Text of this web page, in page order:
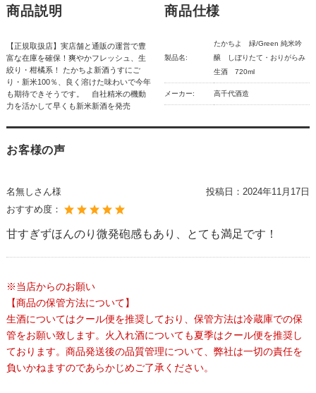
商品説明
【正規取扱店】実店舗と通販の運営で豊
富な在庫を確保！爽やかフレッシュ、生
絞り・柑橘系！ たかちよ新酒うすにご
り・新米100％、良く溶けた味わいで今年
も期待できそうです。 自社精米の機動
力を活かして早くも新米新酒を発売
商品仕様
製品名:
たかちよ 緑/Green 純米吟
醸 しぼりたて・おりがらみ
生酒 720ml
メーカー: 高千代酒造
お客様の声
名無しさん様 投稿日： 2024年11月17日
おすすめ度：
甘すぎずほんのり微発砲感もあり、とても満足です！
※当店からのお願い
【商品の保管方法について】
生酒についてはクール便を推奨しており、保管方法は冷蔵庫での保
管をお願い致します。火入れ酒についても夏季はクール便を推奨し
ております。商品発送後の品質管理について、弊社は一切の責任を
負いかねますのであらかじめご了承ください。